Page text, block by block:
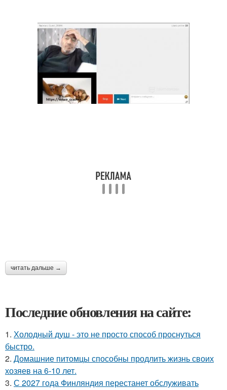
читать дальше →
Последние обновления на сайте:
1. Холодный душ - это не просто способ проснуться
быстро.
2. Домашние питомцы способны продлить жизнь своих
хозяев на 6-10 лет.
3. С 2027 года Финляндия перестанет обслуживать